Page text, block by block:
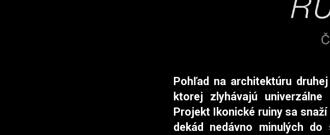
Pohľad na architektúru
ktorej zlyhávajú
Projekt Ikonické ruiny sa
dekád nedávno minulých